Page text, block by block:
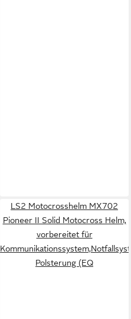
LS2 Motocrosshelm MX702
Pioneer II Solid Motocross Helm,
vorbereitet für
Polsterung (EQ